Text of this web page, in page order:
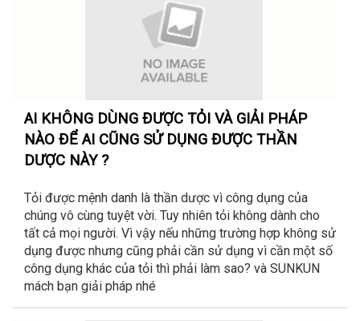
AI KHÔNG DÙNG ĐƯỢC TỎI VÀ GIẢI PHÁP
NÀO ĐỂ AI CŨNG SỬ DỤNG ĐƯỢC THẦN
DƯỢC NÀY ?
Tỏi được mệnh danh là thần dược vì công dụng của
chúng vô cùng tuyệt vời. Tuy nhiên tỏi không dành cho
tất cả mọi người. Vì vậy nếu những trường hợp không sử
dụng được nhưng cũng phải cần sử dụng vì cần một số
công dụng khác của tỏi thì phải làm sao? và SUNKUN
mách bạn giải pháp nhé